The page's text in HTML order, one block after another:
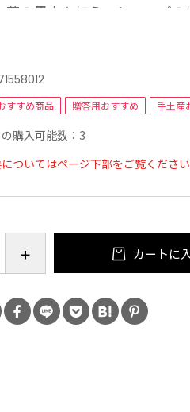
苺の果肉を加え、シロップ
華町産ハチミツだけで、人
水、お湯で４倍程度に薄め
年は、苺ミルク酢が大変人
ていただいても結構です。
、カルパッチョのドレッシ
たまる」、「お腹の調子が
ラスする食習慣。苺の果肉
しください。
を使用しています。１歳未
。
維が入っていますが、種子
はありません。
３５．８は、苺の果実酢に
すすめ商品 贈答用おすすめ 手土産
購入可能数：3
ついてはページ下部をご覧ください
カートに